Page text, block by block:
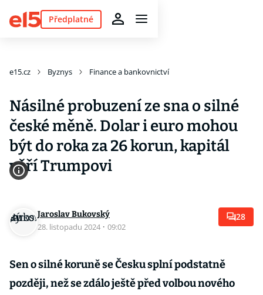
Předplatné
e15.cz Byznys Finance a bankovnictví
Násilné probuzení ze sna o silné
české měně. Dolar i euro mohou
být do roka za 26 korun, kapitál
věří Trumpovi
Jaroslav Bukovský
28. listopadu 2024 · 09:02
28
Sen o silné koruně se Česku splní podstatně
později, než se zdálo ještě před volbou nového